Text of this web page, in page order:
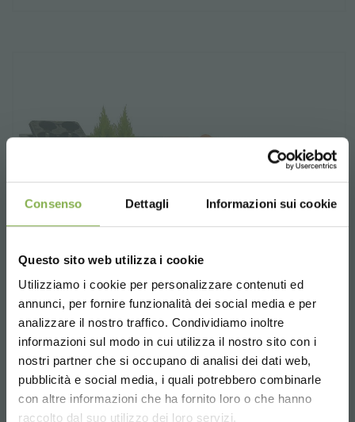
Consenso Dettagli Informazioni sui cookie
Questo sito web utilizza i cookie
Utilizziamo i cookie per personalizzare contenuti ed
annunci, per fornire funzionalità dei social media e per
analizzare il nostro traffico. Condividiamo inoltre
informazioni sul modo in cui utilizza il nostro sito con i
nostri partner che si occupano di analisi dei dati web,
pubblicità e social media, i quali potrebbero combinarle
con altre informazioni che ha fornito loro o che hanno
raccolto dal suo utilizzo dei loro servizi.
Choose the country you are in and your
language for a better browsing experience